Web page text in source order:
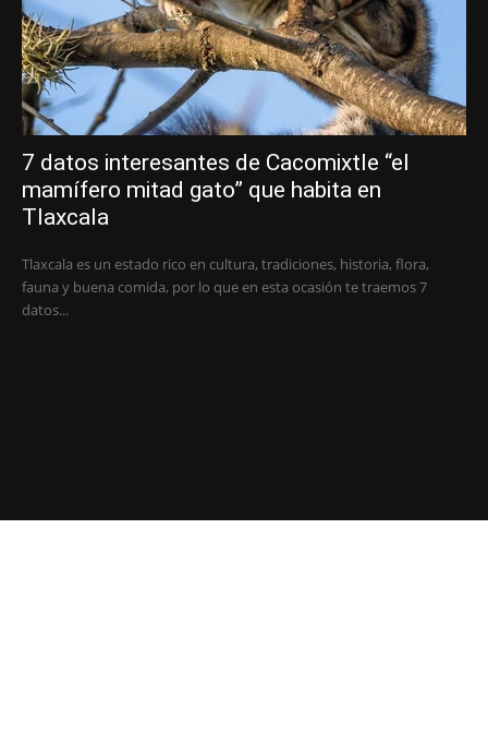
7 datos interesantes de Cacomixtle “el
mamífero mitad gato” que habita en
Tlaxcala
Tlaxcala es un estado rico en cultura, tradiciones, historia, flora,
fauna y buena comida, por lo que en esta ocasión te traemos 7
datos...